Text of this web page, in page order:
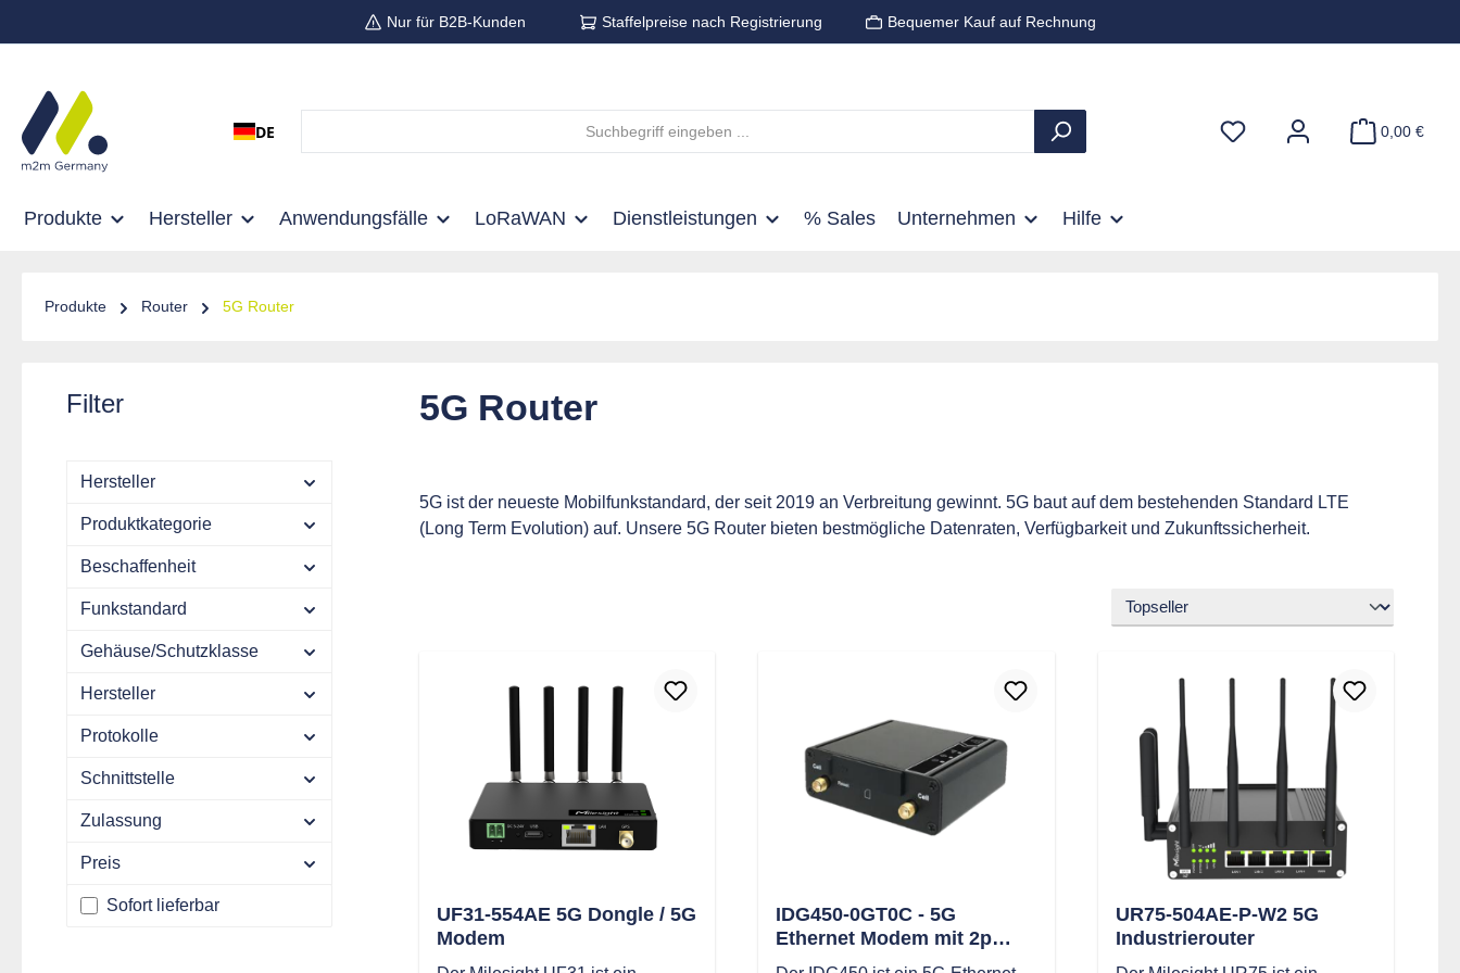
Nur für B2B-Kunden Staffelpreise nach Registrierung Bequemer Kauf auf Rechnung
DE 0,00 €
Produkte Hersteller Anwendungsfälle LoRaWAN Dienstleistungen % Sales Unternehmen Hilfe
Produkte Router 5G Router
Filter
Hersteller
Produktkategorie
Beschaffenheit
Funkstandard
Gehäuse/Schutzklasse
Hersteller
Protokolle
Schnittstelle
Zulassung
Preis
Sofort lieferbar
5G Router
5G ist der neueste Mobilfunkstandard, der seit 2019 an Verbreitung gewinnt. 5G baut auf dem bestehenden Standard LTE
(Long Term Evolution) auf. Unsere 5G Router bieten bestmögliche Datenraten, Verfügbarkeit und Zukunftssicherheit.
UF31-554AE 5G Dongle / 5G
Modem
IDG450-0GT0C - 5G
Ethernet Modem mit 2p
Schraubklemme
UR75-504AE-P-W2 5G
Industrierouter